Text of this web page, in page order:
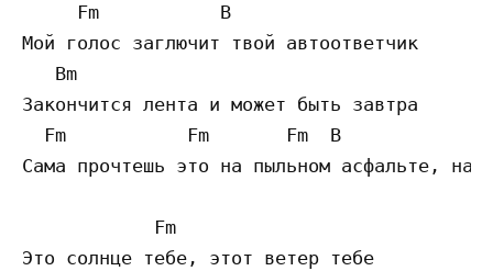
     Fm           B
Мой голос заглючит твой автоответчик
   Bm
Закончится лента и может быть завтра
  Fm           Fm       Fm  B
Сама прочтешь это на пыльном асфальте, на
            Fm
Это солнце тебе, этот ветер тебе